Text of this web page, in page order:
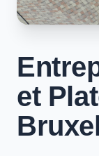
et